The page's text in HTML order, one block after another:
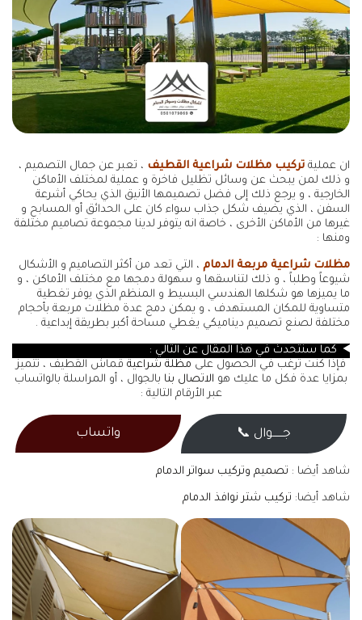
ان عملية تركيب مظلات شراعية القطيف ، تعبر عن جمال التصميم ،
و ذلك لمن يبحث عن وسائل تظليل فاخرة و عملية لمختلف الأماكن
الخارجية ، و يرجع ذلك إلى فضل تصميمها الأنيق الذي يحاكي أشرعة
السفن ، الذي يضيف شكل جذاب سواء كان على الحدائق أو المسابح و
غيرها من الأماكن الأخرى ، خاصة انه يتوفر لدينا مجموعة تصاميم مختلفة
ومنها :
مظلات شراعية مربعة الدمام ، التي تعد من أكثر التصاميم و الأشكال
شيوعاً وطلباً ، و ذلك لتناسقها و سهولة دمجها مع مختلف الأماكن ، و
ما يميزها هو شكلها الهندسي البسيط و المنظم الذي يوفر تغطية
متساوية للمكان المستهدف ، و يمكن دمج عدة مظلات مربعة بأحجام
مختلفة لصنع تصميم ديناميكي يغطي مساحة أكبر بطريقة إبداعية .
كما سنتحدث في هذا المقال عن التالي :
فإذا كنت ترغب في الحصول على مظلة شراعية قماش القطيف ، تتميز
بمزايا عدة فكل ما عليك هو الاتصال بنا بالجوال ، أو المراسلة بالواتساب
عبر الأرقام التالية :
جــــــوال 📞 واتساب
شاهد أيضا : تصميم وتركيب سواتر الدمام
شاهد أيضا: تركيب شتر نوافذ الدمام